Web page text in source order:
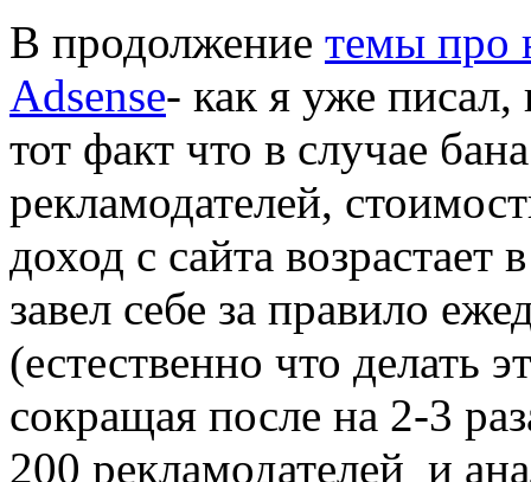
В продолжение темы про
Adsense- как я уже писал,
тот факт что в случае
рекламодателей,
доход с сайта возрастает
завел себе за правило
(естественно что делать
сокращая после на 2-3
200 рекламодателей и